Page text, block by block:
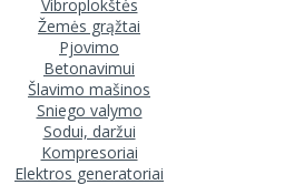
Vibroplokštės
Žemės grąžtai
Pjovimo
Betonavimui
Šlavimo mašinos
Sniego valymo
Sodui, daržui
Kompresoriai
Elektros generatoriai